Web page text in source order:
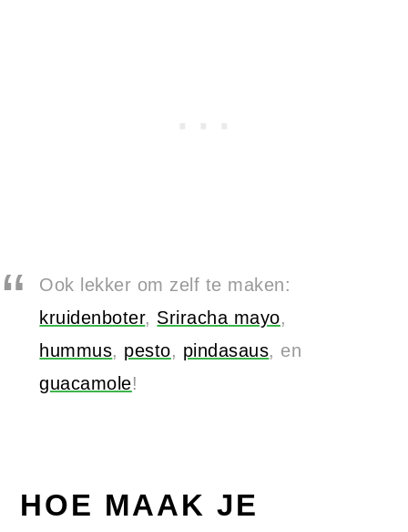
Ook lekker om zelf te maken:
kruidenboter, Sriracha mayo,
hummus, pesto, pindasaus, en
guacamole!
HOE MAAK JE